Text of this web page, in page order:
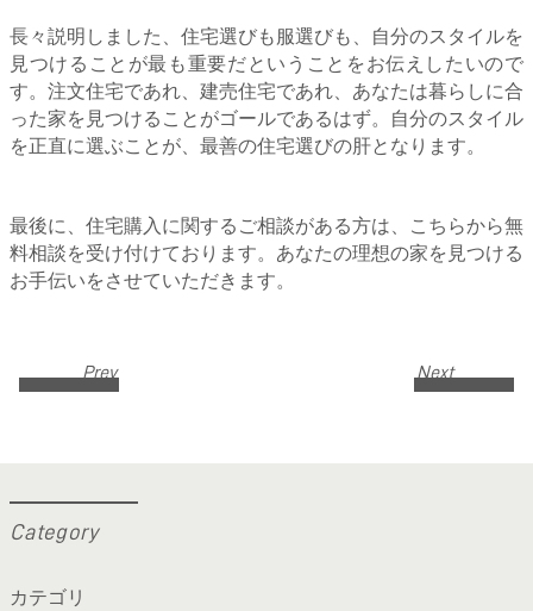
長々説明しました、住宅選びも服選びも、自分のスタイルを
見つけることが最も重要だということをお伝えしたいので
す。注文住宅であれ、建売住宅であれ、あなたは暮らしに合
った家を見つけることがゴールであるはず。自分のスタイル
を正直に選ぶことが、最善の住宅選びの肝となります。
最後に、住宅購入に関するご相談がある方は、 こちらから無
料相談を受け付けております。 あなたの理想の家を見つける
お手伝いをさせていただきます。
Prev Next
Category
カテゴリ